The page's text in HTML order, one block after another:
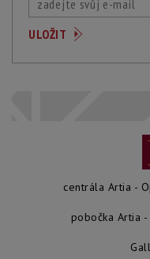
centrála Artia -
pobočka Artia